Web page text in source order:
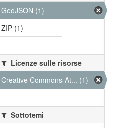
GeoJSON (1)
ZIP (1)
Licenze sulle risorse
Creative Commons At... (1)
Sottotemi